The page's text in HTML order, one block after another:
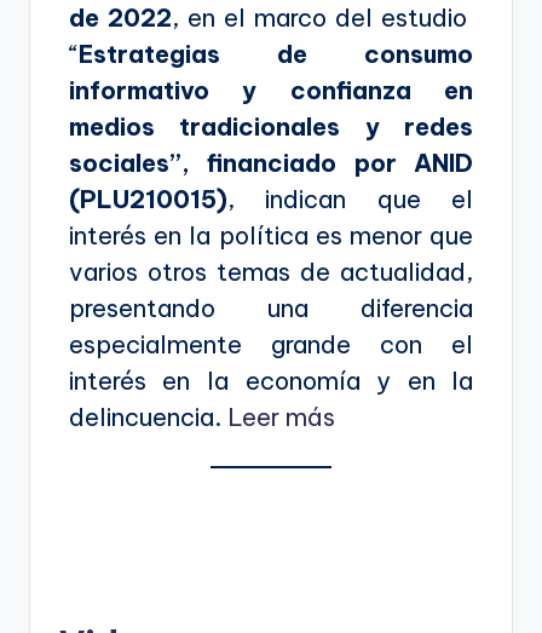
de 2022, en el marco del estudio
“Estrategias de consumo
informativo y confianza en
medios tradicionales y redes
sociales”, financiado por ANID
(PLU210015), indican que el
interés en la política es menor que
varios otros temas de actualidad,
presentando una diferencia
especialmente grande con el
interés en la economía y en la
delincuencia. Leer más